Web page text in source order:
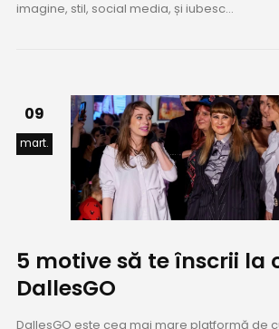
imagine, stil, social media, și iubesc...
09
mart.
5 motive să te înscrii la
DallesGO
DallesGO este cea mai mare platformă de